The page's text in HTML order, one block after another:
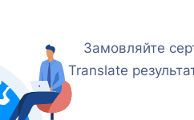
Замовляйте
Translate